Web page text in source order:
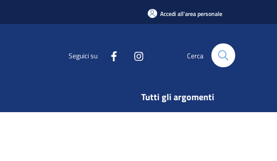
Accedi all'area personale
Seguici su Cerca
Tutti gli argomenti